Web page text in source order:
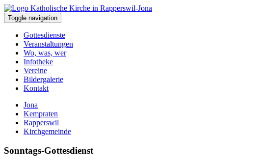
Toggle navigation
Gottesdienste
Veranstaltungen
Wo, was, wer
Infotheke
Vereine
Bildergalerie
Kontakt
Jona
Kempraten
Rapperswil
Kirchgemeinde
Sonntags-Gottesdienst